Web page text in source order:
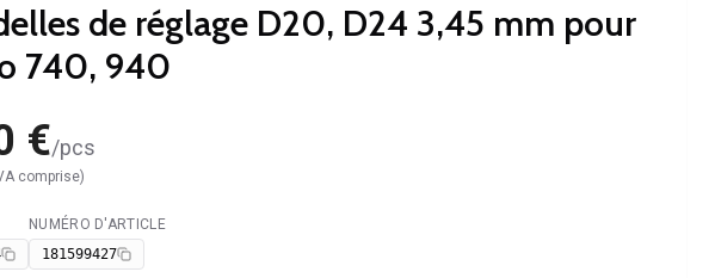
de réglage D20, D24 3,45 mm pour
740, 940
€/pcs
comprise)
NUMÉRO D'ARTICLE
181599427